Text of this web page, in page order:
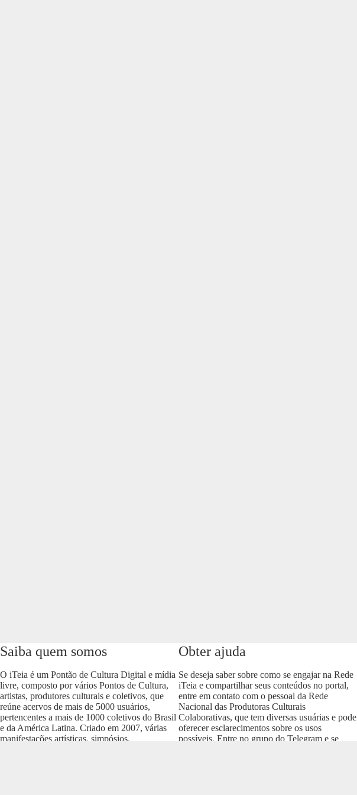
Saiba quem somos
O iTeia é um Pontão de Cultura Digital e mídia
livre, composto por vários Pontos de Cultura,
artistas, produtores culturais e coletivos, que
reúne acervos de mais de 5000 usuários,
pertencentes a mais de 1000 coletivos do Brasil
e da América Latina. Criado em 2007, várias
manifestações artísticas, simpósios,
Obter ajuda
Se deseja saber sobre como se engajar na Rede
iTeia e compartilhar seus conteúdos no portal,
entre em contato com o pessoal da Rede
Nacional das Produtoras Culturais
Colaborativas, que tem diversas usuárias e pode
oferecer esclarecimentos sobre os usos
possíveis. Entre no grupo do Telegram e se